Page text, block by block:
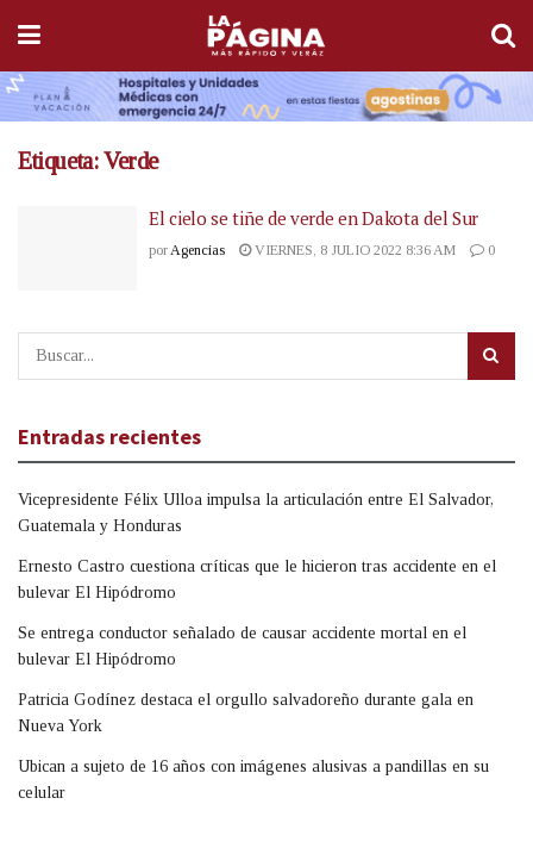
Etiqueta:Verde
El cielo se tiñe de verde en Dakota del Sur
por Agencias VIERNES, 8 JULIO 2022 8:36 AM 0
Entradas recientes
Vicepresidente Félix Ulloa impulsa la articulación entre El Salvador,
Guatemala y Honduras
Ernesto Castro cuestiona críticas que le hicieron tras accidente en el
bulevar El Hipódromo
Se entrega conductor señalado de causar accidente mortal en el
bulevar El Hipódromo
Patricia Godínez destaca el orgullo salvadoreño durante gala en
Nueva York
Ubican a sujeto de 16 años con imágenes alusivas a pandillas en su
celular